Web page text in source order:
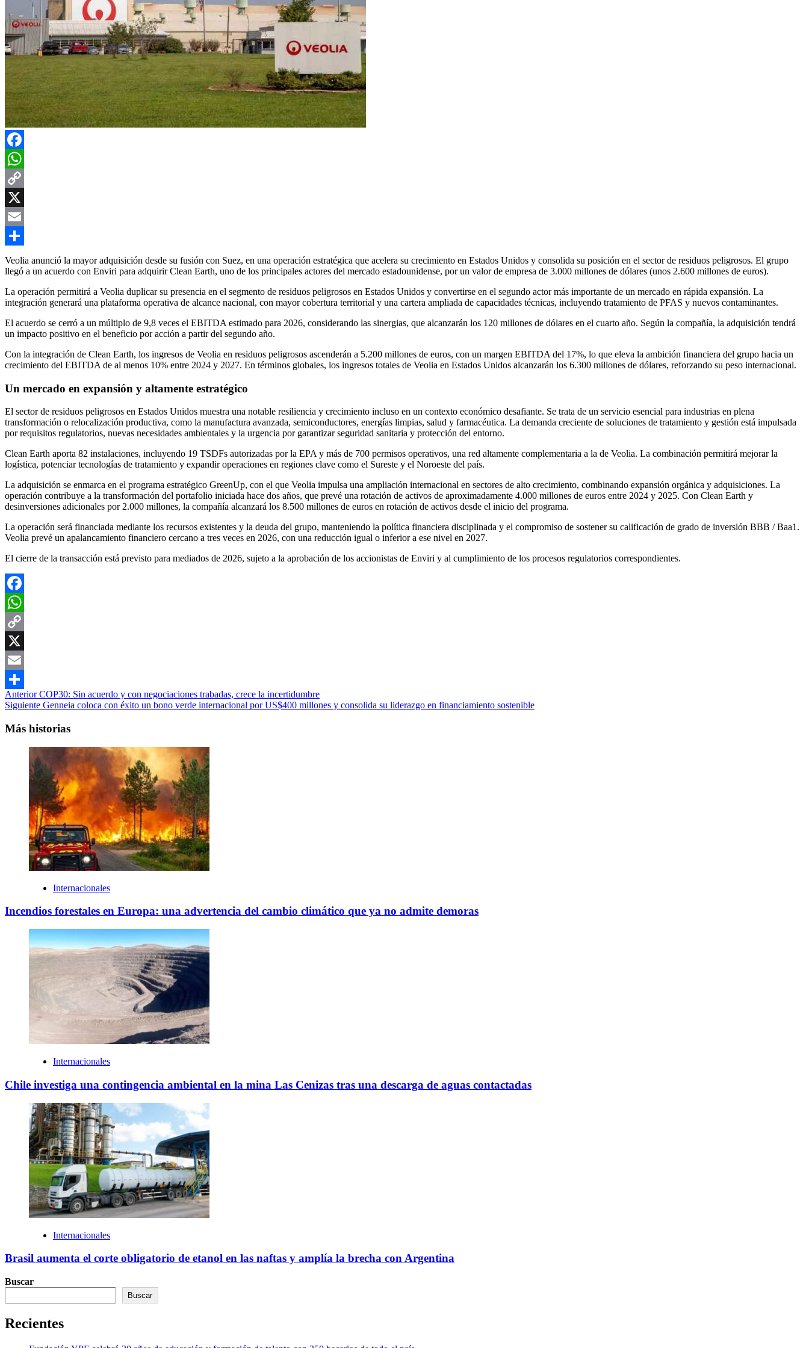
Facebook
WhatsApp
Copy
Link
X
Email
Compartir
Veolia anunció la mayor adquisición desde su fusión con Suez, en una operación estratégica que acelera su crecimiento en Estados Unidos y consolida su posición en el sector de residuos peligrosos. El grupo
llegó a un acuerdo con Enviri para adquirir Clean Earth, uno de los principales actores del mercado estadounidense, por un valor de empresa de 3.000 millones de dólares (unos 2.600 millones de euros).
La operación permitirá a Veolia duplicar su presencia en el segmento de residuos peligrosos en Estados Unidos y convertirse en el segundo actor más importante de un mercado en rápida expansión. La
integración generará una plataforma operativa de alcance nacional, con mayor cobertura territorial y una cartera ampliada de capacidades técnicas, incluyendo tratamiento de PFAS y nuevos contaminantes.
El acuerdo se cerró a un múltiplo de 9,8 veces el EBITDA estimado para 2026, considerando las sinergias, que alcanzarán los 120 millones de dólares en el cuarto año. Según la compañía, la adquisición tendrá
un impacto positivo en el beneficio por acción a partir del segundo año.
Con la integración de Clean Earth, los ingresos de Veolia en residuos peligrosos ascenderán a 5.200 millones de euros, con un margen EBITDA del 17%, lo que eleva la ambición financiera del grupo hacia un
crecimiento del EBITDA de al menos 10% entre 2024 y 2027. En términos globales, los ingresos totales de Veolia en Estados Unidos alcanzarán los 6.300 millones de dólares, reforzando su peso internacional.
Un mercado en expansión y altamente estratégico
El sector de residuos peligrosos en Estados Unidos muestra una notable resiliencia y crecimiento incluso en un contexto económico desafiante. Se trata de un servicio esencial para industrias en plena
transformación o relocalización productiva, como la manufactura avanzada, semiconductores, energías limpias, salud y farmacéutica. La demanda creciente de soluciones de tratamiento y gestión está impulsada
por requisitos regulatorios, nuevas necesidades ambientales y la urgencia por garantizar seguridad sanitaria y protección del entorno.
Clean Earth aporta 82 instalaciones, incluyendo 19 TSDFs autorizadas por la EPA y más de 700 permisos operativos, una red altamente complementaria a la de Veolia. La combinación permitirá mejorar la
logística, potenciar tecnologías de tratamiento y expandir operaciones en regiones clave como el Sureste y el Noroeste del país.
La adquisición se enmarca en el programa estratégico GreenUp, con el que Veolia impulsa una ampliación internacional en sectores de alto crecimiento, combinando expansión orgánica y adquisiciones. La
operación contribuye a la transformación del portafolio iniciada hace dos años, que prevé una rotación de activos de aproximadamente 4.000 millones de euros entre 2024 y 2025. Con Clean Earth y
desinversiones adicionales por 2.000 millones, la compañía alcanzará los 8.500 millones de euros en rotación de activos desde el inicio del programa.
La operación será financiada mediante los recursos existentes y la deuda del grupo, manteniendo la política financiera disciplinada y el compromiso de sostener su calificación de grado de inversión BBB / Baa1.
Veolia prevé un apalancamiento financiero cercano a tres veces en 2026, con una reducción igual o inferior a ese nivel en 2027.
El cierre de la transacción está previsto para mediados de 2026, sujeto a la aprobación de los accionistas de Enviri y al cumplimiento de los procesos regulatorios correspondientes.
Facebook
WhatsApp
Copy
Link
X
Email
Compartir
Navegación
de
entradas
AnteriorCOP30: Sin acuerdo y con negociaciones trabadas, crece la incertidumbre
Siguiente Genneia coloca con éxito un bono verde internacional por US$400 millones y consolida su liderazgo en financiamiento sostenible
Más historias
Internacionales
Incendios forestales en Europa: una advertencia del cambio climático que ya no admite demoras
Internacionales
Chile investiga una contingencia ambiental en la mina Las Cenizas tras una descarga de aguas contactadas
Internacionales
Brasil aumenta el corte obligatorio de etanol en las naftas y amplía la brecha con Argentina
Buscar
Buscar
Recientes